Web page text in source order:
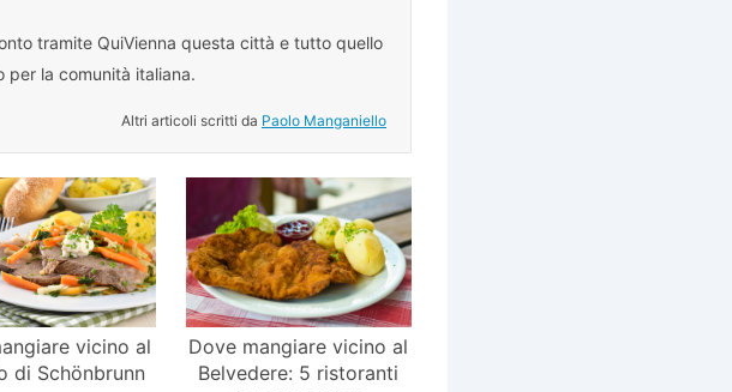
tramite QuiVienna questa città e tutto quello
per la comunità italiana.
Altri articoli scritti da Paolo Manganiello
vicino al
di Schönbrunn
Dove mangiare vicino al
Belvedere: 5 ristoranti